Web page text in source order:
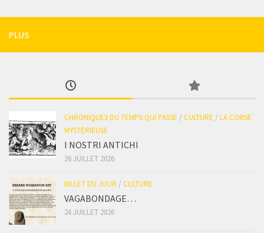
PLUS
CHRONIQUES DU TEMPS QUI PASSE / CULTURE / LA CORSE
MYSTÉRIEUSE
I NOSTRI ANTICHI
26 JUILLET 2026
BILLET DU JOUR / CULTURE
VAGABONDAGE…
24 JUILLET 2026